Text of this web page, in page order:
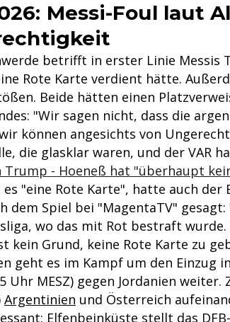
Messi-Foul laut
betrifft in erster Linie Messis
Rote Karte verdient hätte.
Beide hätten einen
"Wir sagen nicht, dass die
können angesichts von
die glasklar waren, und der VAR
Trump - Hoeneß hat "überhaupt
es "eine Rote Karte", hatte auch
dem Spiel bei "MagentaTV"
wo das mit Rot bestraft
kein Grund, keine Rote Karte zu
geht es im Kampf um den Einzug
Uhr MESZ) gegen Jordanien
Argentinien und Österreich
Elfenbeinküste stellt das